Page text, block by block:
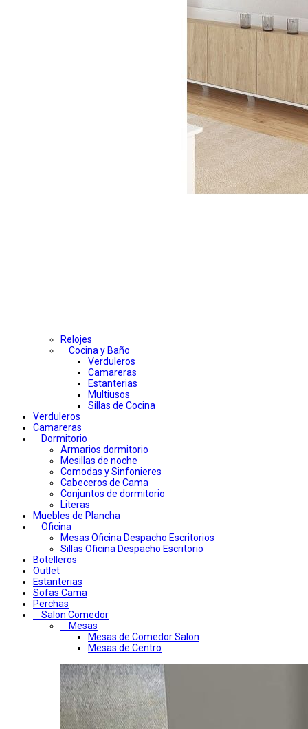
Relojes
Cocina y Baño
Verduleros
Camareras
Estanterias
Multiusos
Sillas de Cocina
Verduleros
Camareras
Dormitorio
Armarios dormitorio
Mesillas de noche
Comodas y Sinfonieres
Cabeceros de Cama
Conjuntos de dormitorio
Literas
Muebles de Plancha
Oficina
Mesas Oficina Despacho Escritorios
Sillas Oficina Despacho Escritorio
Botelleros
Outlet
Estanterias
Sofas Cama
Perchas
Salon Comedor
Mesas
Mesas de Comedor Salon
Mesas de Centro